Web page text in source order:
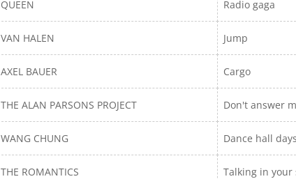
QUEEN Radio gaga
VAN HALEN Jump
AXEL BAUER Cargo
THE ALAN PARSONS PROJECT Don't answer
WANG CHUNG Dance hall days
THE ROMANTICS Talking in your